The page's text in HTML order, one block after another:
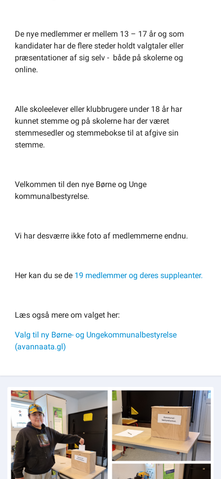
De nye medlemmer er mellem 13 – 17 år og som
kandidater har de flere steder holdt valgtaler eller
præsentationer af sig selv - både på skolerne og
online.
Alle skoleelever eller klubbrugere under 18 år har
kunnet stemme og på skolerne har der været
stemmesedler og stemmebokse til at afgive sin
stemme.
Velkommen til den nye Børne og Unge
kommunalbestyrelse.
Vi har desværre ikke foto af medlemmerne endnu.
Her kan du se de 19 medlemmer og deres suppleanter.
Læs også mere om valget her:
Valg til ny Børne- og Ungekommunalbestyrelse
(avannaata.gl)